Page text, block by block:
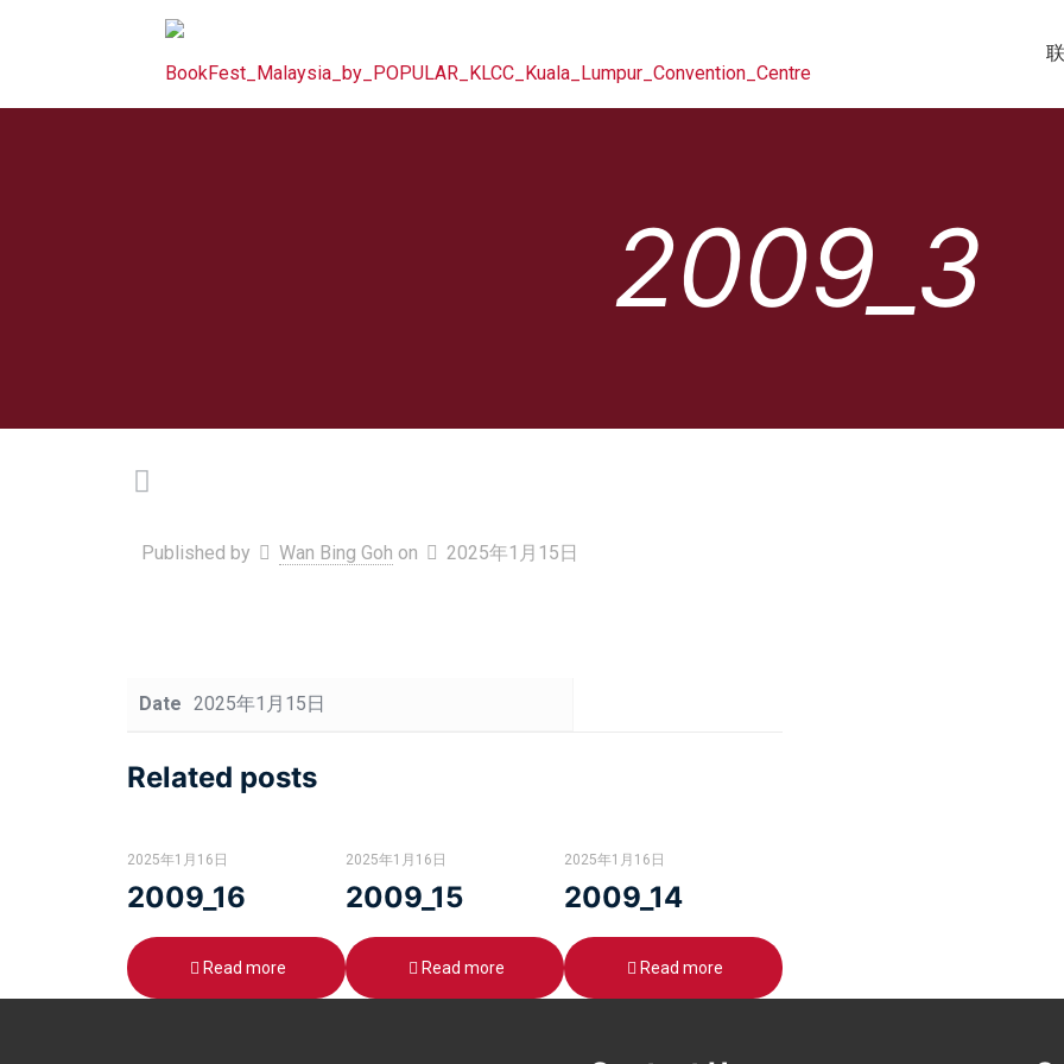
2009_3
Published by Wan Bing Goh on 2025年1月15日
Date 2025年1月15日
Related posts
2025年1月16日
2009_16
Read more
2025年1月16日
2009_15
Read more
2025年1月16日
2009_14
Read more